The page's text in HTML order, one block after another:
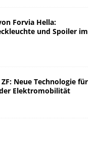
Forvia Hella:
und Spoiler im
Neue Technologie für
Elektromobilität